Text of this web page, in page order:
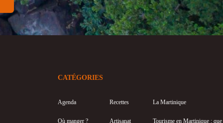
CATÉGORIES
Agenda
Où manger ?
Recettes
Artisanat
La Martinique
Tourisme en Martinique :